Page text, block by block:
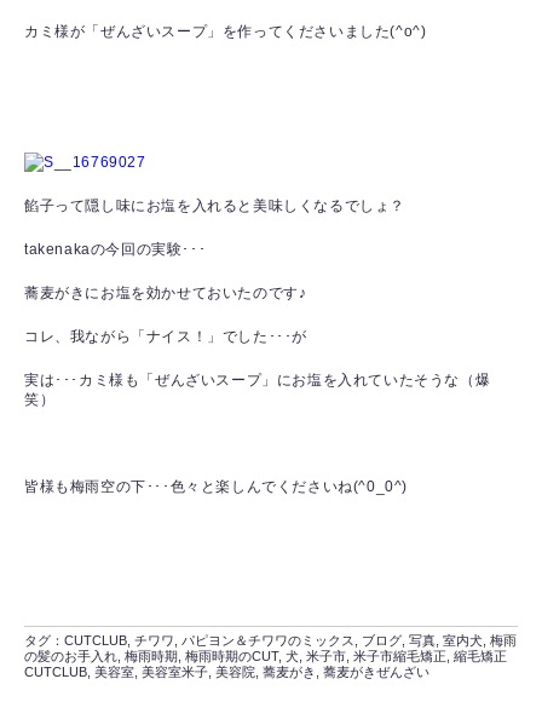
カミ様が「ぜんざいスープ」を作ってくださいました(^o^)
餡子って隠し味にお塩を入れると美味しくなるでしょ？
takenakaの今回の実験･･･
蕎麦がきにお塩を効かせておいたのです♪
コレ、我ながら「ナイス！」でした･･･が
実は･･･カミ様も「ぜんざいスープ」にお塩を入れていたそうな（爆
笑）
皆様も梅雨空の下･･･色々と楽しんでくださいね(^0_0^)
タグ： CUTCLUB, チワワ, パピヨン＆チワワのミックス, ブログ, 写真, 室内犬, 梅雨
の髪のお手入れ, 梅雨時期, 梅雨時期のCUT, 犬, 米子市, 米子市縮毛矯正, 縮毛矯正
CUTCLUB, 美容室, 美容室米子, 美容院, 蕎麦がき , 蕎麦がきぜんざい